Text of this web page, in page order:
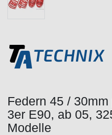
Federn 45 /
3er E90, ab 05,
Modelle